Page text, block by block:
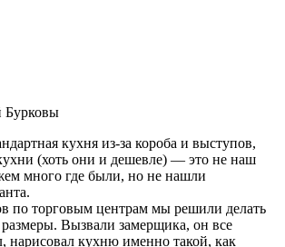
Бурковы
кухня из-за короба и выступов,
(хоть они и дешевле) — это не наш
много где были, но не нашли
по торговым центрам мы решили делать
Вызвали замерщика, он все
нарисовал кухню именно такой, как